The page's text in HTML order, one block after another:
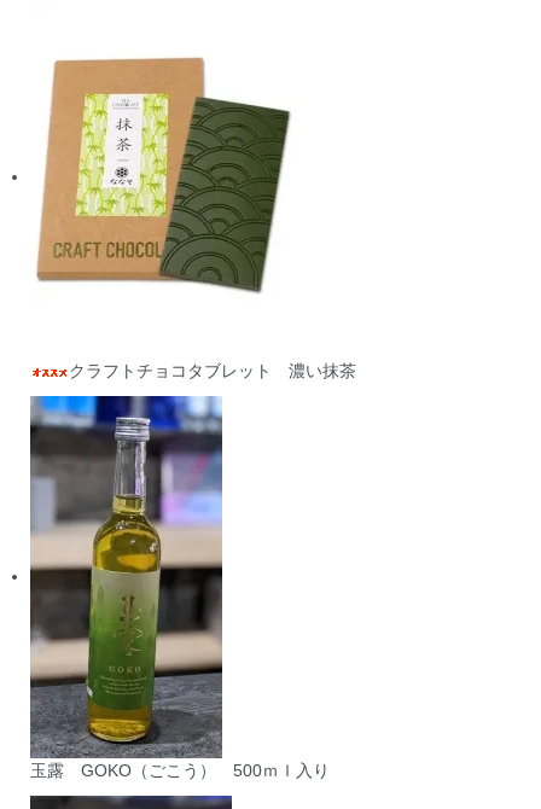
クラフトチョコタブレット 濃い抹茶
玉露 GOKO（ごこう） 500ｍｌ入り